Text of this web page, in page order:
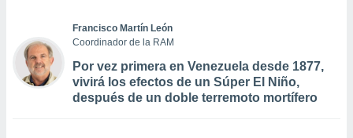
Francisco Martín León
Coordinador de la RAM
Por vez primera en Venezuela desde 1877,
vivirá los efectos de un Súper El Niño,
después de un doble terremoto mortífero